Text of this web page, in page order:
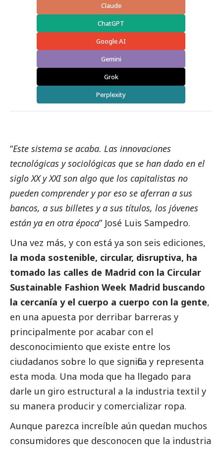
Claude
ChatGPT
Google AI
Gemini
Grok
Perplexity
“Este sistema se acaba. Las innovaciones
tecnológicas y sociológicas que se han dado en el
siglo XX y XXI son algo que los capitalistas no
pueden comprender y por eso se aferran a sus
bancos, a sus billetes y a sus títulos, los jóvenes
están ya en otra época” José Luis Sampedro.
Una vez más, y con está ya son seis ediciones,
la moda sostenible, circular, disruptiva, ha
tomado las calles de Madrid con la Circular
Sustainable Fashion Week Madrid buscando
la cercanía y el cuerpo a cuerpo con la gente,
en una apuesta por derribar barreras y
principalmente por acabar con el
desconocimiento que existe entre los
ciudadanos sobre lo que significa y representa
esta moda. Una moda que ha llegado para
darle un giro estructural a la industria textil y
su manera producir y comercializar ropa.
Aunque parezca increíble aún quedan muchos
consumidores que desconocen que la industria